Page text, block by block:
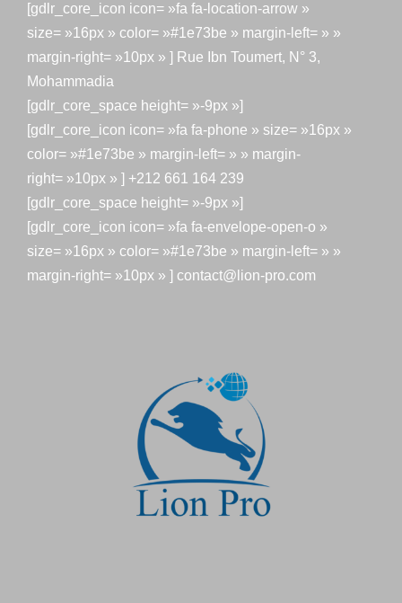
[gdlr_core_icon icon= »fa fa-location-arrow »
size= »16px » color= »#1e73be » margin-left= » »
margin-right= »10px » ] Rue Ibn Toumert, N° 3,
Mohammadia
[gdlr_core_space height= »-9px »]
[gdlr_core_icon icon= »fa fa-phone » size= »16px »
color= »#1e73be » margin-left= » » margin-
right= »10px » ] +212 661 164 239
[gdlr_core_space height= »-9px »]
[gdlr_core_icon icon= »fa fa-envelope-open-o »
size= »16px » color= »#1e73be » margin-left= » »
margin-right= »10px » ] contact@lion-pro.com